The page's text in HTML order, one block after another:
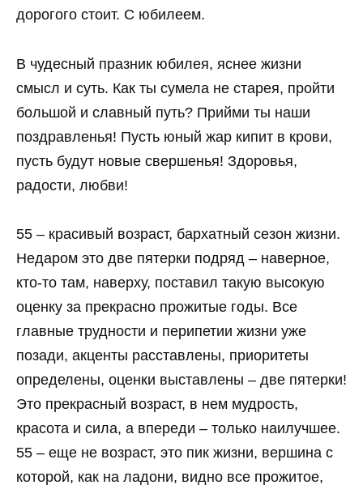
дорогого стоит. С юбилеем.
В чудесный празник юбилея, яснее жизни
смысл и суть. Как ты сумела не старея, пройти
большой и славный путь? Прийми ты наши
поздравленья! Пусть юный жар кипит в крови,
пусть будут новые свершенья! Здоровья,
радости, любви!
55 – красивый возраст, бархатный сезон жизни.
Недаром это две пятерки подряд – наверное,
кто-то там, наверху, поставил такую высокую
оценку за прекрасно прожитые годы. Все
главные трудности и перипетии жизни уже
позади, акценты расставлены, приоритеты
определены, оценки выставлены – две пятерки!
Это прекрасный возраст, в нем мудрость,
красота и сила, а впереди – только наилучшее.
55 – еще не возраст, это пик жизни, вершина с
которой, как на ладони, видно все прожитое,